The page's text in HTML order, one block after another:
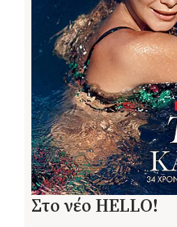
Στο νέο HELLO!